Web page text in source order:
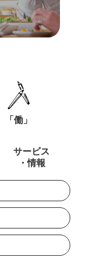
「働」
サービス
・情報